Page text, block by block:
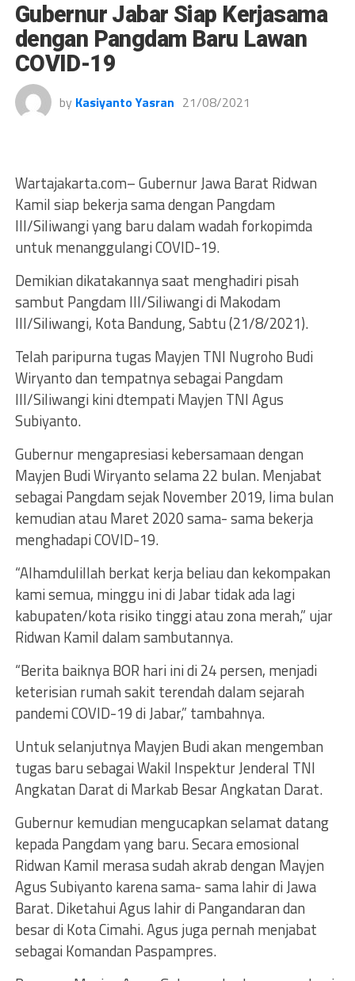
Gubernur Jabar Siap Kerjasama
dengan Pangdam Baru Lawan
COVID-19
by Kasiyanto Yasran 21/08/2021
Wartajakarta.com– Gubernur Jawa Barat Ridwan
Kamil siap bekerja sama dengan Pangdam
III/Siliwangi yang baru dalam wadah forkopimda
untuk menanggulangi COVID-19.
Demikian dikatakannya saat menghadiri pisah
sambut Pangdam III/Siliwangi di Makodam
III/Siliwangi, Kota Bandung, Sabtu (21/8/2021).
Telah paripurna tugas Mayjen TNI Nugroho Budi
Wiryanto dan tempatnya sebagai Pangdam
III/Siliwangi kini dtempati Mayjen TNI Agus
Subiyanto.
Gubernur mengapresiasi kebersamaan dengan
Mayjen Budi Wiryanto selama 22 bulan. Menjabat
sebagai Pangdam sejak November 2019, lima bulan
kemudian atau Maret 2020 sama- sama bekerja
menghadapi COVID-19.
“Alhamdulillah berkat kerja beliau dan kekompakan
kami semua, minggu ini di Jabar tidak ada lagi
kabupaten/kota risiko tinggi atau zona merah,” ujar
Ridwan Kamil dalam sambutannya.
“Berita baiknya BOR hari ini di 24 persen, menjadi
keterisian rumah sakit terendah dalam sejarah
pandemi COVID-19 di Jabar,” tambahnya.
Untuk selanjutnya Mayjen Budi akan mengemban
tugas baru sebagai Wakil Inspektur Jenderal TNI
Angkatan Darat di Markab Besar Angkatan Darat.
Gubernur kemudian mengucapkan selamat datang
kepada Pangdam yang baru. Secara emosional
Ridwan Kamil merasa sudah akrab dengan Mayjen
Agus Subiyanto karena sama- sama lahir di Jawa
Barat. Diketahui Agus lahir di Pangandaran dan
besar di Kota Cimahi. Agus juga pernah menjabat
sebagai Komandan Paspampres.